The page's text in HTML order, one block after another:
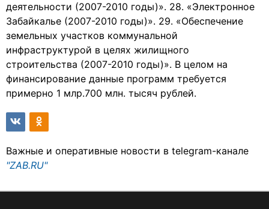
деятельности (2007-2010 годы)». 28. «Электронное
Забайкалье (2007-2010 годы)». 29. «Обеспечение
земельных участков коммунальной
инфраструктурой в целях жилищного
строительства (2007-2010 годы)». В целом на
финансирование данные программ требуется
примерно 1 млр.700 млн. тысяч рублей.
Важные и оперативные новости в telegram-канале
"ZAB.RU"